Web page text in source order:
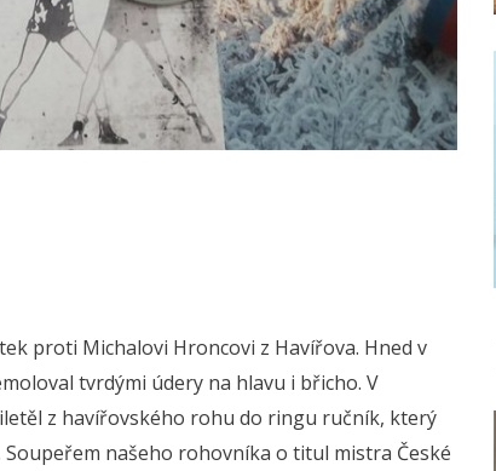
proti Michalovi Hroncovi z Havířova. Hned v
tvrdými údery na hlavu i břicho. V
z havířovského rohu do ringu ručník, který
našeho rohovníka o titul mistra České